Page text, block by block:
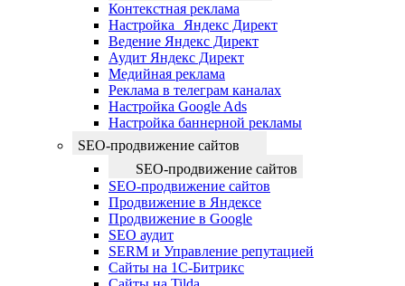
Контекстная реклама
Настройка Яндекс Директ
Ведение Яндекс Директ
Аудит Яндекс Директ
Медийная реклама
Реклама в телеграм каналах
Настройка Google Ads
Настройка баннерной рекламы
SEO-продвижение сайтов
SEO-продвижение сайтов
SEO-продвижение сайтов
Продвижение в Яндексе
Продвижение в Google
SEO аудит
SERM и Управление репутацией
Сайты на 1С-Битрикс